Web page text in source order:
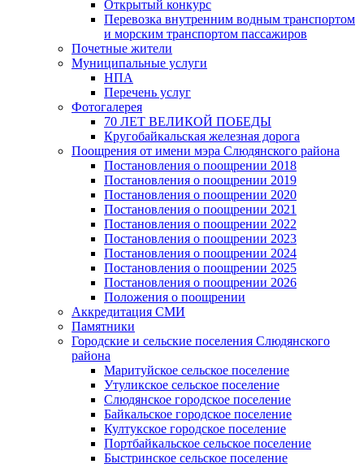
Открытый конкурс
Перевозка внутренним водным транспортом
и морским транспортом пассажиров
Почетные жители
Муниципальные услуги
НПА
Перечень услуг
Фотогалерея
70 ЛЕТ ВЕЛИКОЙ ПОБЕДЫ
Кругобайкальская железная дорога
Поощрения от имени мэра Слюдянского района
Постановления о поощрении 2018
Постановления о поощрении 2019
Постановления о поощрении 2020
Постановления о поощрении 2021
Постановления о поощрении 2022
Постановления о поощрении 2023
Постановления о поощрении 2024
Постановления о поощрении 2025
Постановления о поощрении 2026
Положения о поощрении
Аккредитация СМИ
Памятники
Городские и сельские поселения Слюдянского
района
Маритуйское сельское поселение
Утуликское сельское поселение
Слюдянское городское поселение
Байкальское городское поселение
Култукское городское поселение
Портбайкальское сельское поселение
Быстринское сельское поселение